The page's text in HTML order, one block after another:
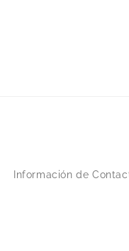
Información de